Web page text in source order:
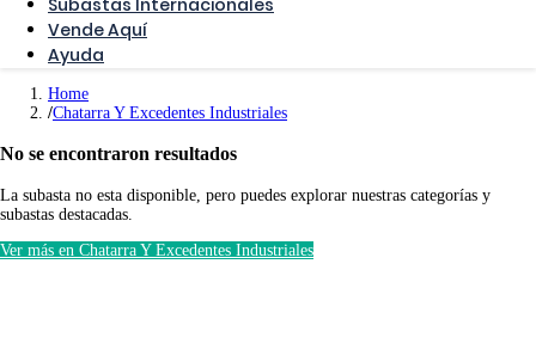
Subastas Internacionales
Vende Aquí
Ayuda
Home
Chatarra Y Excedentes Industriales
No se encontraron resultados
La subasta no esta disponible, pero puedes explorar nuestras categorías y
subastas destacadas.
Ver más en Chatarra Y Excedentes Industriales